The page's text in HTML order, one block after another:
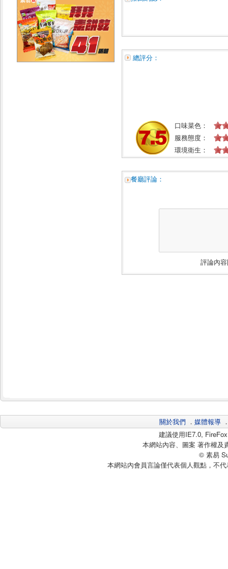
總評分：
口味菜色：
服務態度：
環境衛生：
餐廳評論：
評論內
關於我們 ． 媒體報導
建議使用IE7.0,
本網站內容、圖案 著作權及
© 素易
本網站內會員言論僅代表個人觀點，不